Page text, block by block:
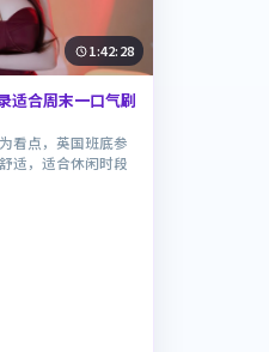
1:42:28
适合周末一口气刷
看点，英国班底参
适，适合休闲时段